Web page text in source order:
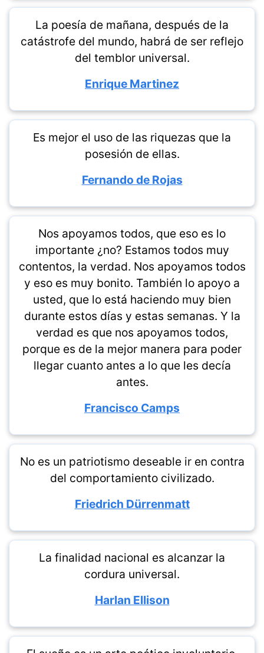
La poesía de mañana, después de la
catástrofe del mundo, habrá de ser reflejo
del temblor universal.
Enrique Martinez
Es mejor el uso de las riquezas que la
posesión de ellas.
Fernando de Rojas
Nos apoyamos todos, que eso es lo
importante ¿no? Estamos todos muy
contentos, la verdad. Nos apoyamos todos
y eso es muy bonito. También lo apoyo a
usted, que lo está haciendo muy bien
durante estos días y estas semanas. Y la
verdad es que nos apoyamos todos,
porque es de la mejor manera para poder
llegar cuanto antes a lo que les decía
antes.
Francisco Camps
No es un patriotismo deseable ir en contra
del comportamiento civilizado.
Friedrich Dürrenmatt
La finalidad nacional es alcanzar la
cordura universal.
Harlan Ellison